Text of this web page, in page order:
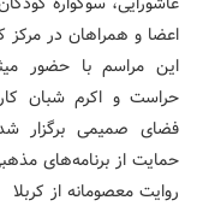
اعضا و همراهان در مرکز
این مراسم با حضور
حراست و اکرم شبان
فضای صمیمی برگزار
حمایت از برنامه‌های
روایت معصومانه از کربلا